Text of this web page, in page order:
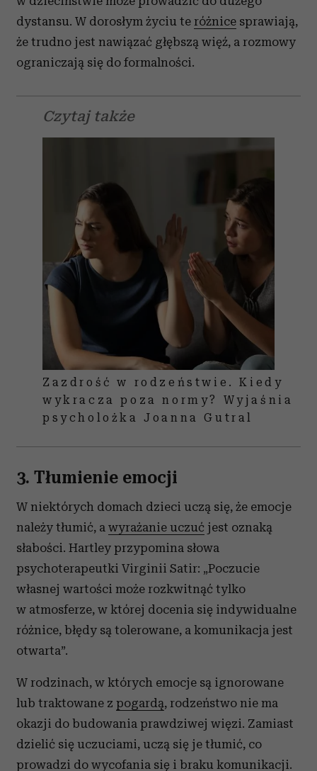
dystansu. W dorosłym życiu te różnice sprawiają,
że trudno jest nawiązać głębszą więź, a rozmowy
ograniczają się do formalności.
Czytaj także
Zazdrość w rodzeństwie. Kiedy
wykracza poza normy? Wyjaśnia
psycholożka Joanna Gutral
3. Tłumienie emocji
W niektórych domach dzieci uczą się, że emocje
należy tłumić, a wyrażanie uczuć jest oznaką
słabości. Hartley przypomina słowa
psychoterapeutki Virginii Satir: „Poczucie
własnej wartości może rozkwitnąć tylko
w atmosferze, w której docenia się indywidualne
różnice, błędy są tolerowane, a komunikacja jest
otwarta”.
W rodzinach, w których emocje są ignorowane
lub traktowane z pogardą, rodzeństwo nie ma
okazji do budowania prawdziwej więzi. Zamiast
dzielić się uczuciami, uczą się je tłumić, co
prowadzi do wycofania się i braku komunikacji.